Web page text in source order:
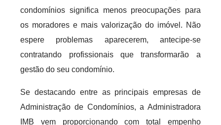
condomínios significa menos preocupações para
os moradores e mais valorização do imóvel. Não
espere problemas aparecerem, antecipe-se
contratando profissionais que transformarão a
gestão do seu condomínio.
Se destacando entre as principais empresas de
Administração de Condomínios, a Administradora
IMB vem proporcionando com total empenho